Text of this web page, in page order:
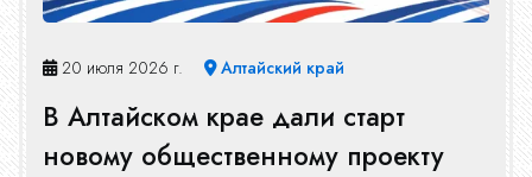
20 июля 2026 г. Алтайский край
В Алтайском крае дали старт
новому общественному проекту